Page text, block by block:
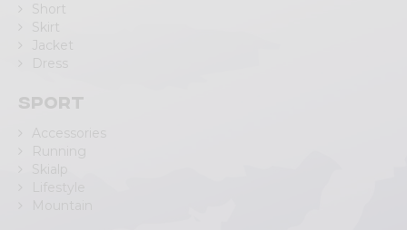
Short
Skirt
Jacket
Dress
Sport
Accessories
Running
Skialp